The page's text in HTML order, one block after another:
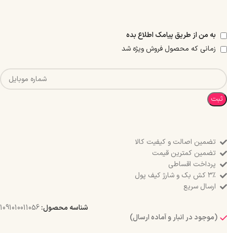
به من از طریق پیامک اطلاع بده
زمانی که محصول فروش ویژه شد
ثبت
تضمین اصالت و کیفیت کالا
تضمین کمترین قیمت
پرداخت اقساطی
۳٪ کش بک و شارژ کیف پول
ارسال سریع
شناسه محصول:1091010011056
(موجود در انبار و آماده ارسال)